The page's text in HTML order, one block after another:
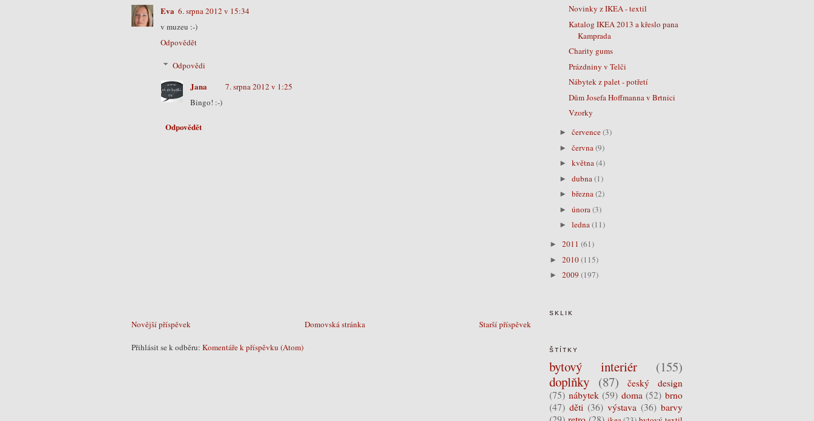
Eva 6. srpna 2012 v 15:34
v muzeu :-)
Odpovědět
Odpovědi
Jana
7. srpna 2012 v 1:25
Bingo! :-)
Odpovědět
Novější příspěvek Starší příspěvek
Domovská stránka
Přihlásit se k odběru: Komentáře k příspěvku (Atom)
Novinky z IKEA - textil
Katalog IKEA 2013 a křeslo pana
Kamprada
Charity gums
Prázdniny v Telči
Nábytek z palet - potřetí
Dům Josefa Hoffmanna v Brtnici
Vzorky
► července(3)
► června (9)
► května(4)
► dubna (1)
► března(2)
► února (3)
► ledna(11)
► 2011 (61)
► 2010(115)
► 2009 (197)
SKLIK
ŠTÍTKY
bytový interiér
(155)
doplňky (87)
český design
(75) nábytek (59) doma (52) brno
(47) děti (36) výstava (36) barvy